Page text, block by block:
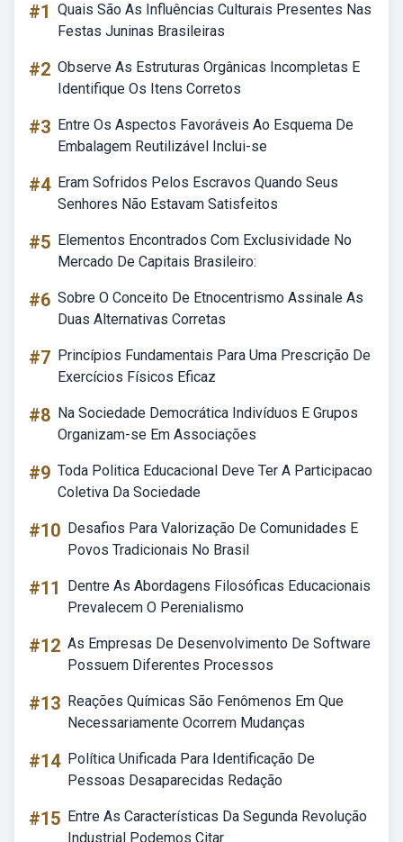
#1 Quais São As Influências Culturais Presentes Nas
Festas Juninas Brasileiras
#2 Observe As Estruturas Orgânicas Incompletas E
Identifique Os Itens Corretos
#3 Entre Os Aspectos Favoráveis Ao Esquema De
Embalagem Reutilizável Inclui-se
#4 Eram Sofridos Pelos Escravos Quando Seus
Senhores Não Estavam Satisfeitos
#5 Elementos Encontrados Com Exclusividade No
Mercado De Capitais Brasileiro:
#6 Sobre O Conceito De Etnocentrismo Assinale As
Duas Alternativas Corretas
#7 Princípios Fundamentais Para Uma Prescrição De
Exercícios Físicos Eficaz
#8 Na Sociedade Democrática Indivíduos E Grupos
Organizam-se Em Associações
#9 Toda Politica Educacional Deve Ter A Participacao
Coletiva Da Sociedade
#10 Desafios Para Valorização De Comunidades E
Povos Tradicionais No Brasil
#11
Dentre As Abordagens Filosóficas Educacionais
Prevalecem O Perenialismo
#12 As Empresas De Desenvolvimento De Software
Possuem Diferentes Processos
#13 Reações Químicas São Fenômenos Em Que
Necessariamente Ocorrem Mudanças
#14 Política Unificada Para Identificação De
Pessoas Desaparecidas Redação
#15 Entre As Características Da Segunda Revolução
Industrial Podemos Citar